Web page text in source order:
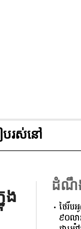
បរស់នៅ
ង
ដំណឹ
ថៃរឹប
៩០លា